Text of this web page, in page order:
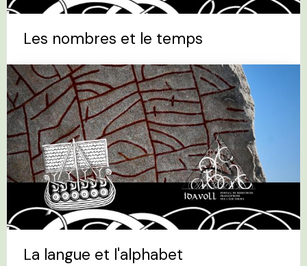
Les nombres et le temps
La langue et l'alphabet